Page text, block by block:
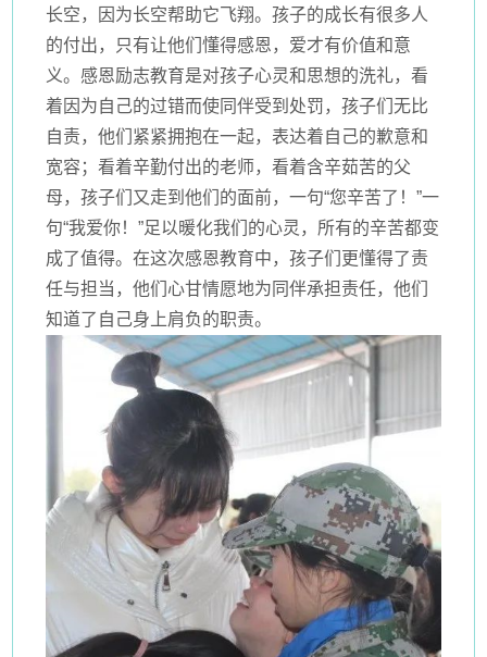
长空，因为长空帮助它飞翔。孩子的成长有很多人
的付出，只有让他们懂得感恩，爱才有价值和意
义。感恩励志教育是对孩子心灵和思想的洗礼，看
着因为自己的过错而使同伴受到处罚，孩子们无比
自责，他们紧紧拥抱在一起，表达着自己的歉意和
宽容；看着辛勤付出的老师，看着含辛茹苦的父
母，孩子们又走到他们的面前，一句“您辛苦了！”一
句“我爱你！”足以暖化我们的心灵，所有的辛苦都变
成了值得。在这次感恩教育中，孩子们更懂得了责
任与担当，他们心甘情愿地为同伴承担责任，他们
知道了自己身上肩负的职责。